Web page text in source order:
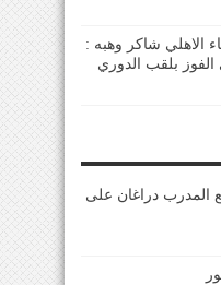
الاهلي شاكر وهبه :
الفوز بلقب الدوري
المدرب دراغان على